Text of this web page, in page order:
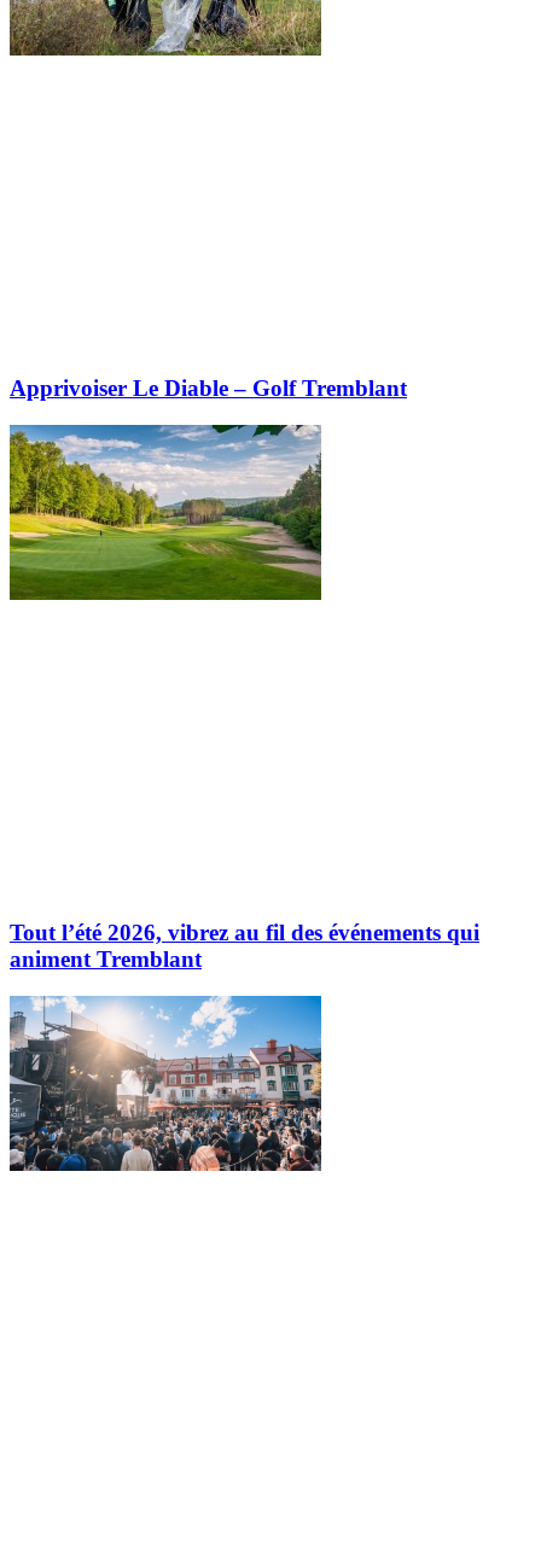
Apprivoiser Le Diable – Golf Tremblant
Tout l’été 2026, vibrez au fil des événements qui
animent Tremblant